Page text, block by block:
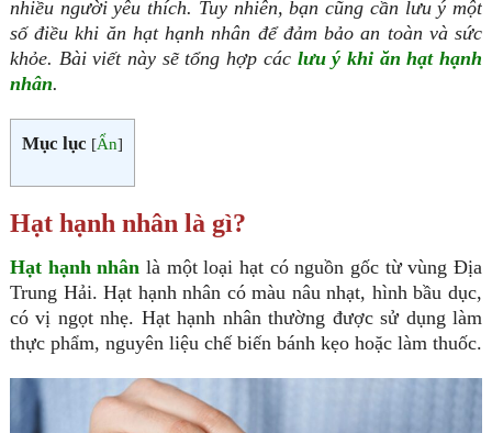
nhiều người yêu thích. Tuy nhiên, bạn cũng cần lưu ý một
số điều khi ăn hạt hạnh nhân để đảm bảo an toàn và sức
khỏe. Bài viết này sẽ tổng hợp các lưu ý khi ăn hạt hạnh
nhân.
Mục lục [Ẩn]
Hạt hạnh nhân là gì?
Hạt hạnh nhân là một loại hạt có nguồn gốc từ vùng Địa
Trung Hải. Hạt hạnh nhân có màu nâu nhạt, hình bầu dục,
có vị ngọt nhẹ. Hạt hạnh nhân thường được sử dụng làm
thực phẩm, nguyên liệu chế biến bánh kẹo hoặc làm thuốc.